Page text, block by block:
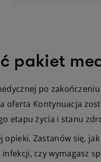
pakiet
po
oferta Kontynuacja
etapu życia i stanu
opieki. Zastanów się,
czy wymagasz